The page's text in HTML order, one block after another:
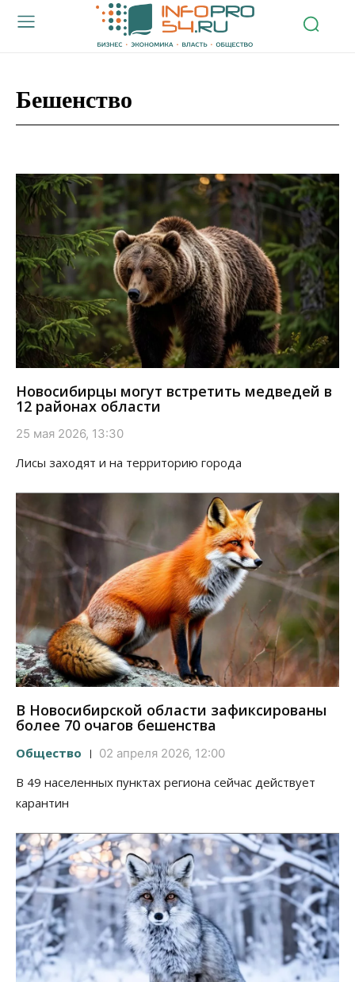
Бешенство
Новосибирцы могут встретить медведей в
12 районах области
25 мая 2026, 13:30
Лисы заходят и на территорию города
В Новосибирской области зафиксированы
более 70 очагов бешенства
Общество 02 апреля 2026, 12:00
В 49 населенных пунктах региона сейчас действует
карантин